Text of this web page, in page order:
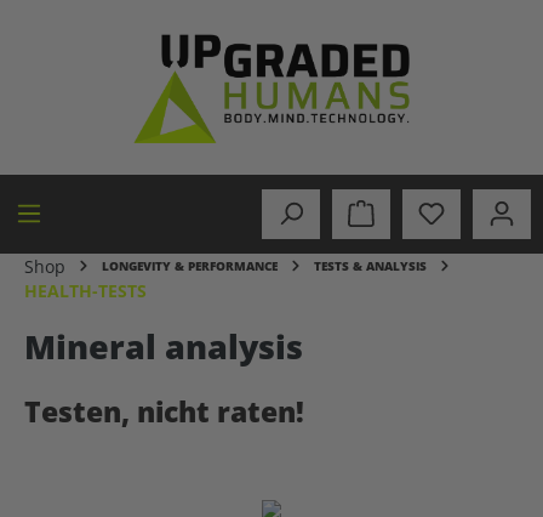
Shop LONGEVITY & PERFORMANCE TESTS & ANALYSIS
HEALTH-TESTS
Mineral analysis
Testen, nicht raten!